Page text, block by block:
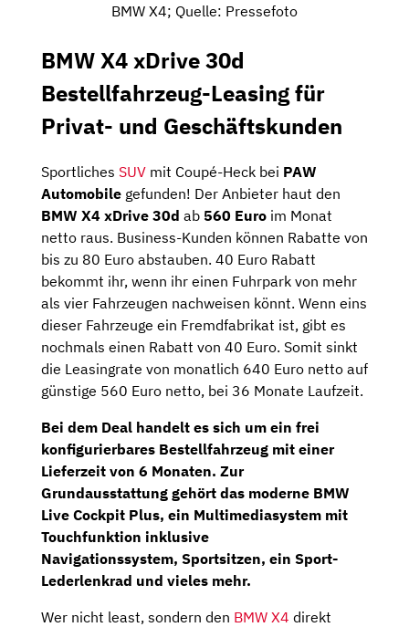
BMW X4; Quelle: Pressefoto
BMW X4 xDrive 30d
Bestellfahrzeug-Leasing für
Privat- und Geschäftskunden
Sportliches SUV mit Coupé-Heck bei PAW
Automobile gefunden! Der Anbieter haut den
BMW X4 xDrive 30d ab 560 Euro im Monat
netto raus. Business-Kunden können Rabatte von
bis zu 80 Euro abstauben. 40 Euro Rabatt
bekommt ihr, wenn ihr einen Fuhrpark von mehr
als vier Fahrzeugen nachweisen könnt. Wenn eins
dieser Fahrzeuge ein Fremdfabrikat ist, gibt es
nochmals einen Rabatt von 40 Euro. Somit sinkt
die Leasingrate von monatlich 640 Euro netto auf
günstige 560 Euro netto, bei 36 Monate Laufzeit.
Bei dem Deal handelt es sich um ein frei
konfigurierbares Bestellfahrzeug mit einer
Lieferzeit von 6 Monaten. Zur
Grundausstattung gehört das moderne BMW
Live Cockpit Plus, ein Multimediasystem mit
Touchfunktion inklusive
Navigationssystem, Sportsitzen, ein Sport-
Lederlenkrad und vieles mehr.
Wer nicht least, sondern den BMW X4 direkt